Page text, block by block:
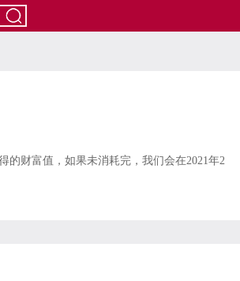
的财富值，如果未消耗完，我们会在2021年2